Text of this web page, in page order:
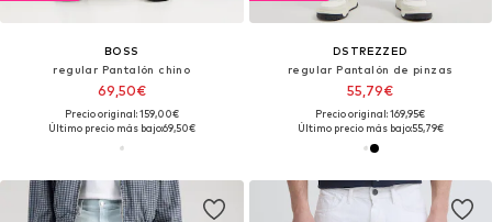
BOSS
regular Pantalón chino
69,50€
Precio original: 159,00€
Último precio más bajo:69,50€
DSTREZZED
regular Pantalón de pinzas
55,79€
Precio original: 169,95€
Último precio más bajo:55,79€